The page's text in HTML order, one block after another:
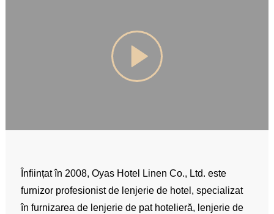
Înființat în 2008, Oyas Hotel Linen Co., Ltd. este
furnizor profesionist de lenjerie de hotel, specializat
în furnizarea de lenjerie de pat hotelieră, lenjerie de